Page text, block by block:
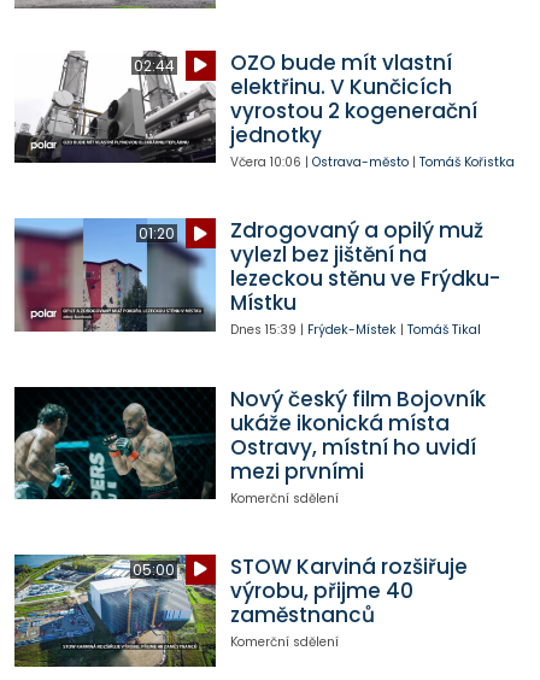
02:44
OZO bude mít vlastní
elektřinu. V Kunčicích
vyrostou 2 kogenerační
jednotky
Včera 10:06 | Ostrava-město| Tomáš Kořistka
01:20
Zdrogovaný a opilý muž
vylezl bez jištění na
lezeckou stěnu ve Frýdku-
Místku
Dnes 15:39 | Frýdek-Místek| Tomáš Tikal
Nový český film Bojovník
ukáže ikonická místa
Ostravy, místní ho uvidí
mezi prvními
Komerční sdělení
05:00
STOW Karviná rozšiřuje
výrobu, přijme 40
zaměstnanců
Komerční sdělení